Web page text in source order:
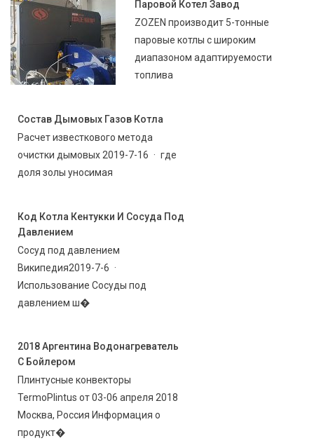
Паровой Котел Завод
ZOZEN производит 5-тонные
паровые котлы с широким
диапазоном адаптируемости
топлива
Состав Дымовых Газов Котла
Расчет известкового метода
очистки дымовых 2019-7-16 · где
доля золы уносимая
Код Котла Кентукки И Сосуда Под
Давлением
Сосуд под давлением
Википедия2019-7-6 ·
Использование Сосуды под
давлением ш�
2018 Аргентина Водонагреватель
С Бойлером
Плинтусные конвекторы
TermoPlintus от 03-06 апреля 2018
Москва, Россия Информация о
продукт�